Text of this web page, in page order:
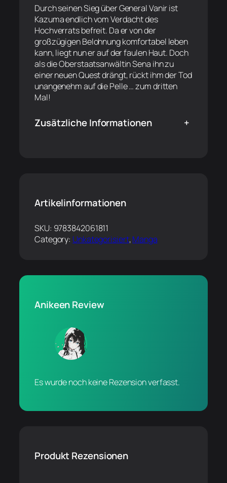
Durch seinen Sieg über General Vanir ist
Kazuma endlich vom Verdacht des
Hochverrats befreit. Da er von der
großzügigen Belohnung komfortabel leben
kann, liegt nun er auf der faulen Haut. Doch
als die Oberstaatsanwältin Sena ihn zu
einer neuen Quest drängt, rückt ihm der Tod
unangenehm auf die Pelle … zum dritten
Mal!
Zusätzliche Informationen +
Artikelinformationen
SKU: 9783842061811
Category: Unkategorisiert, Manga
Anikeen Review
Es wurde noch keine Rezension verfasst.
Produkt Rezensionen